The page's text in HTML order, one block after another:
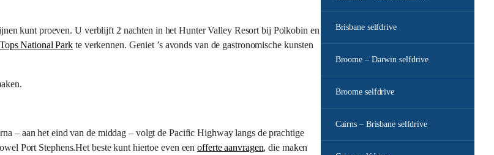
Brisbane selfdrive
Broome – Darwin selfdrive
Broome selfdrive
Cairns – Brisbane selfdrive
kunt proeven. U verblijft 2 nachten in het Hunter Valley Resort bij Polkobin en
National Park te verkennen. Geniet ’s avonds van de gastronomische kunsten
– aan het eind van de middag – volgt de Pacific Highway langs de prachtige
Port Stephens.Het beste kunt hiertoe even eenofferte aanvragen, die maken